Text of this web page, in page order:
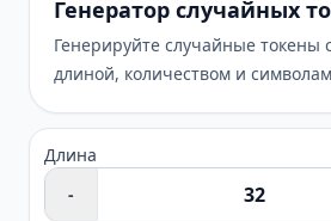
Генератор случайных
Генерируйте случайные токены
длиной, количеством и
Длина
-